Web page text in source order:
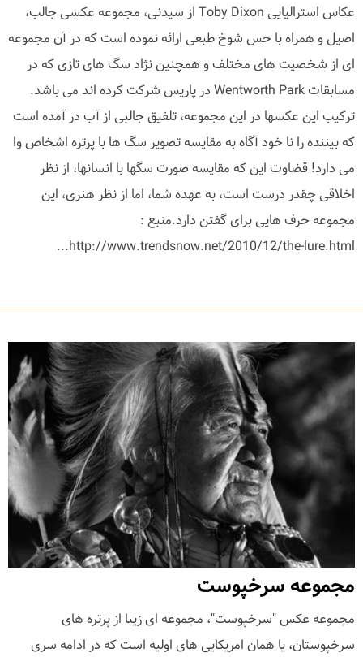
عکاس استرالیایی Toby Dixon از سیدنی، مجموعه عکسی جالب،
اصیل و همراه با حس شوخ طبعی ارائه نموده است که در آن مجموعه
ای از شخصیت های مختلف و همچنین نژاد سگ های تازی که در
مسابقات Wentworth Park در پاریس شرکت کرده اند می باشد.
ترکیب این عکسها در این مجموعه، تلفیق جالبی از آب در آمده است
که بیننده را نا خود آگاه به مقایسه تصویر سگ ها با پرتره اشخاص وا
می دارد! قضاوت این که مقایسه صورت سگها با انسانها، از نظر
اخلاقی چقدر درست است، به عهده شما، اما از نظر هنری، این
مجموعه حرف هایی برای گفتن دارد.منبع :
http://www.trendsnow.net/2010/12/the-lure.html...
مجموعه سرخپوست
مجموعه عکس "سرخپوست"، مجموعه ای زیبا از پرتره های
سرخپوستان، یا همان امریکایی های اولیه است که در ادامه سری